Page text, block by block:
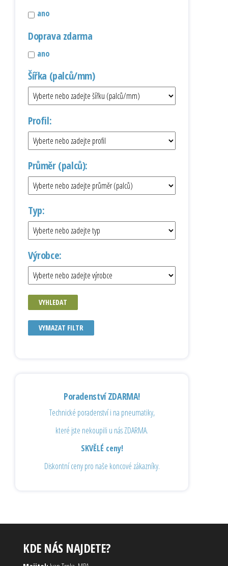
ano
Doprava zdarma
ano
Šířka (palců/mm)
Profil:
Průměr (palců):
Typ:
Výrobce:
VYHLEDAT
VYMAZAT FILTR
Poradenství ZDARMA!
Technické poradenství i na pneumatiky,
které jste nekoupili u nás ZDARMA.
SKVĚLÉ ceny!
Diskontní ceny pro naše koncové zákazníky.
KDE NÁS NAJDETE?